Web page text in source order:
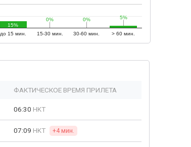
до 15 мин. 15-30 мин. 30-60 мин. > 60 мин.
15%
0%
0% 0%
0% 5%
5%
ФАКТИЧЕСКОЕ ВРЕМЯ ПРИЛЕТА
06:30 HKT
07:09 HKT +4 мин.